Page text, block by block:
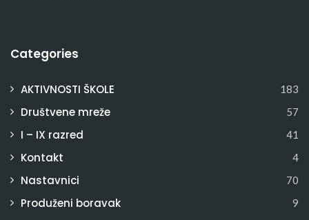
Categories
AKTIVNOSTI ŠKOLE 183
Društvene mreže 57
I – IX razred 41
Kontakt 4
Nastavnici 70
Produženi boravak 9